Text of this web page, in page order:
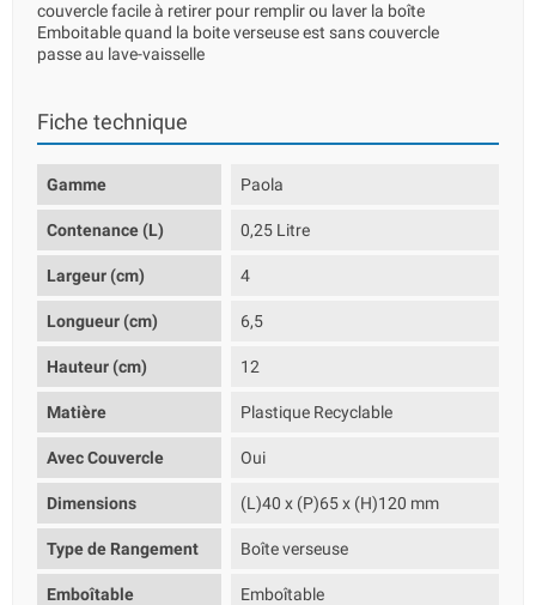
couvercle facile à retirer pour remplir ou laver la boîte
Emboitable quand la boite verseuse est sans couvercle
passe au lave-vaisselle
Fiche technique
Gamme Paola
Contenance (L) 0,25 Litre
Largeur (cm) 4
Longueur (cm) 6,5
Hauteur (cm) 12
Matière Plastique Recyclable
Avec Couvercle Oui
Dimensions (L)40 x (P)65 x (H)120 mm
Type de Rangement Boîte verseuse
Emboîtable Emboîtable